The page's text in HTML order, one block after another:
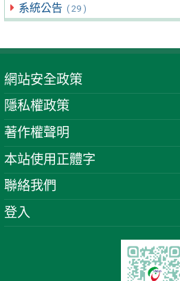
系統公告 ( 29 )
網站安全政策
隱私權政策
著作權聲明
本站使用正體字
聯絡我們
登入